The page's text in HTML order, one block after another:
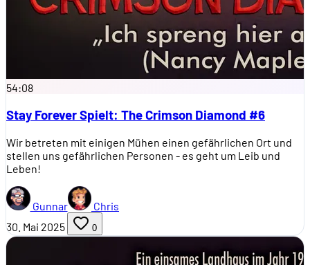
54:08
Stay Forever Spielt: The Crimson Diamond #6
Wir betreten mit einigen Mühen einen gefährlichen Ort und
stellen uns gefährlichen Personen - es geht um Leib und
Leben!
Gunnar
Chris
30. Mai 2025
0